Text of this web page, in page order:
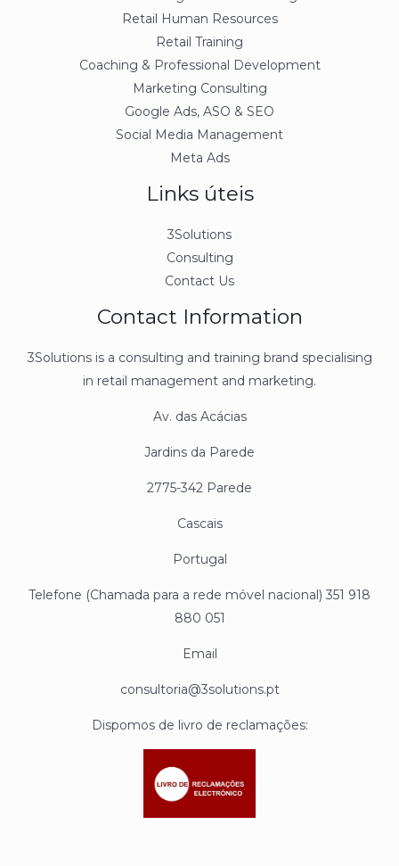
Retail Human Resources
Retail Training
Coaching & Professional Development
Marketing Consulting
Google Ads, ASO & SEO
Social Media Management
Meta Ads
Links úteis
3Solutions
Consulting
Contact Us
Contact Information
3Solutions is a consulting and training brand specialising
in retail management and marketing.
Av. das Acácias
Jardins da Parede
2775-342 Parede
Cascais
Portugal
Telefone (Chamada para a rede móvel nacional) 351 918
880 051
Email
consultoria@3solutions.pt
Dispomos de livro de reclamações: